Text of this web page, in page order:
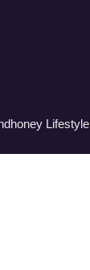
Lifestyle